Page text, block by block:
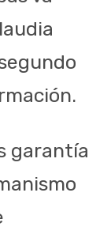
garantía